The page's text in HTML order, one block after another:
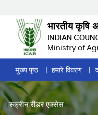
भारतीय कृषि
INDIAN
Ministry of
Home
Page
Menu
मुख्य पृष्ठ हमारे विवरण
स्क्रीन रीडर एक्सेस